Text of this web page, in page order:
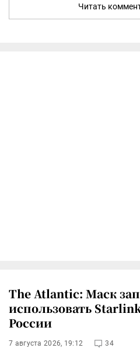
Читать
The Atlantic: Маск
использовать
России
7 августа 2026, 19:12 34